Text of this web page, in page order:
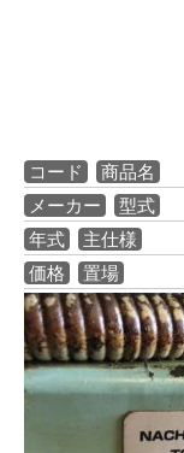
コード
商品名
メーカー
型式
年式
主仕様
価格
置場